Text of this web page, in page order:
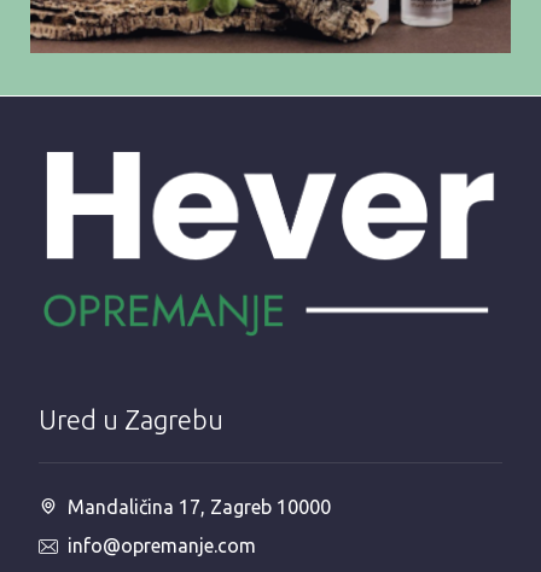
Ured u Zagrebu
Mandaličina 17, Zagreb 10000
info@opremanje.com